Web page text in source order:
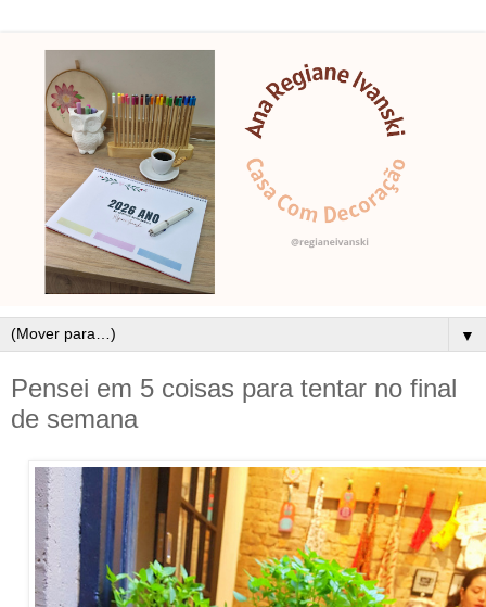
▼
Pensei em 5 coisas para tentar no final
de semana